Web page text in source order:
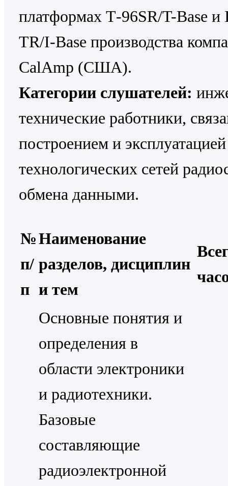
платформах Т-96SR/T-Base и
ТR/I-Base производства
СаlAmp (США).
Категории слушателей:
технические работники,
построением и эксплуатацией
технологических сетей
обмена данными.
№
п/
п
Наименование
разделов, дисциплин
и тем
Основные понятия и
определения в
области электроники
и радиотехники.
Базовые
составляющие
радиоэлектронной